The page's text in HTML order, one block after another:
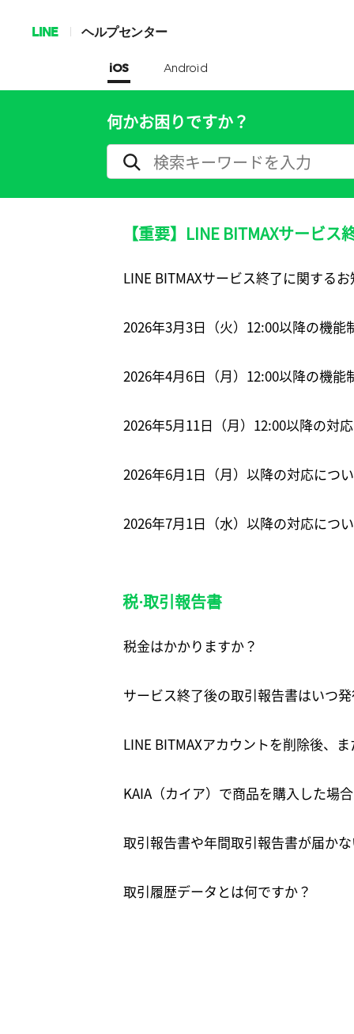
LINE ヘルプセンター
iOS Android
何かお困りですか？
【重要】LINE BITMAXサービ
LINE BITMAXサービス終了に関する
2026年3月3日（火）12:00以降の機能
2026年4月6日（月）12:00以降の機能
2026年5月11日（月）12:00以降の対
2026年6月1日（月）以降の対応につ
2026年7月1日（水）以降の対応につ
税⋅取引報告書
税金はかかりますか？
サービス終了後の取引報告書はいつ
LINE BITMAXアカウントを削除後、
KAIA（カイア）で商品を購入した場
取引報告書や年間取引報告書が届か
取引履歴データとは何ですか？